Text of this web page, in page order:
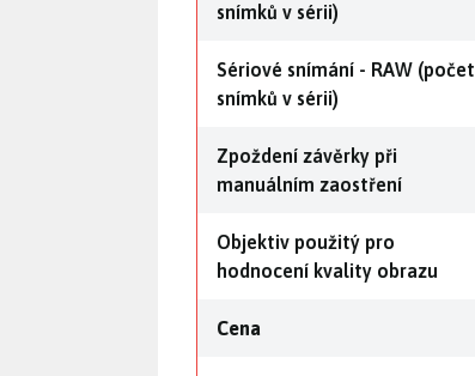
snímků v sérii)
Sériové snímání - RAW (počet
snímků v sérii)
Zpoždení závěrky při
manuálním zaostření
Objektiv použitý pro
hodnocení kvality obrazu
Cena